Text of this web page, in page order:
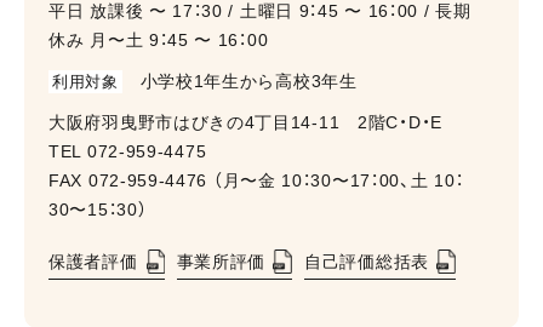
平⽇ 放課後 〜 17：30 / ⼟曜⽇ 9：45 〜 16：00 / ⻑期
休み ⽉〜⼟ 9：45 〜 16：00
利用対象 小学校1年生から高校3年生
⼤阪府羽曳野市はびきの4丁目14-11 2階C・D・E
TEL 072-959-4475
FAX 072-959-4476 （⽉〜金 10：30〜17：00、土 10：
30〜15：30）
保護者評価 事業所評価 自己評価総括表